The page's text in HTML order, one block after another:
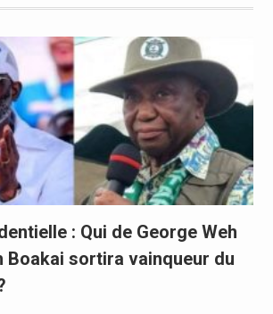
: Qui de George Weh
Boakai sortira vainqueur du